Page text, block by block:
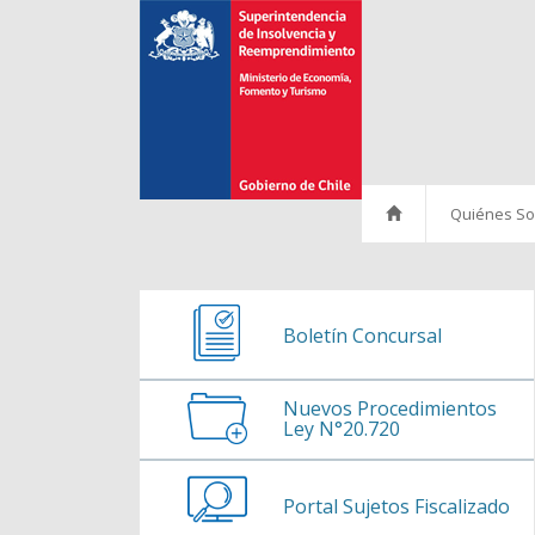
Ir al contenido
Quiénes
Autoridades
Organigrama
Boletín Concursal
Nuevos Procedimientos
Ley N°20.720
Portal Sujetos Fiscalizado